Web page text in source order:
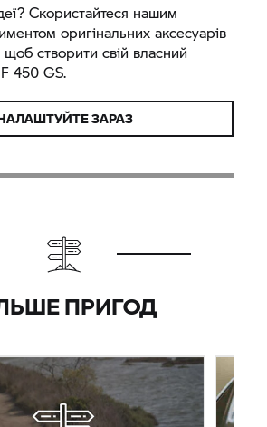
Скористайтеся нашим
оригінальних аксесуарів
щоб створити свій власний
450 GS.
ЗАРАЗ
ПРИГОД